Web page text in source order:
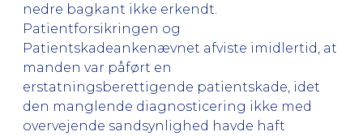
nedre bagkant ikke erkendt.
Patientforsikringen og
Patientskadeankenævnet afviste imidlertid, at
manden var påført en
erstatningsberettigende patientskade, idet
den manglende diagnosticering ikke med
overvejende sandsynlighed havde haft